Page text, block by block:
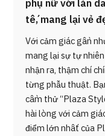
phụ nữ với làn
tế, mang lại vẻ
Với cảm giác gần
mang lại sự tự
nhận ra, thậm chí
từng phẫu thuật.
cầm thử “Plaza
hài lòng với cảm
điểm lớn nhất của